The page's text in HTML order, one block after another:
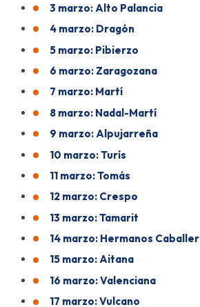
3 marzo: Alto Palancia
4 marzo: Dragón
5 marzo: Pibierzo
6 marzo: Zaragozana
7 marzo: Martí
8 marzo: Nadal-Martí
9 marzo: Alpujarreña
10 marzo: Turís
11 marzo: Tomás
12 marzo: Crespo
13 marzo: Tamarit
14 marzo: Hermanos Caballer
15 marzo: Aitana
16 marzo: Valenciana
17 marzo: Vulcano